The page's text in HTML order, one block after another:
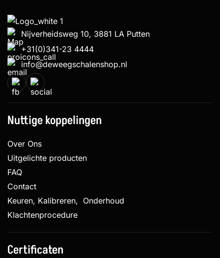
Nijverheidsweg 10, 3881 LA Putten
+31(0)341-23 4444
info@deweegschalenshop.nl
Nuttige koppelingen
Over Ons
Uitgelichte producten
FAQ
Contact
Keuren, Kalibreren, Onderhoud
Klachtenprocedure
Certificaten